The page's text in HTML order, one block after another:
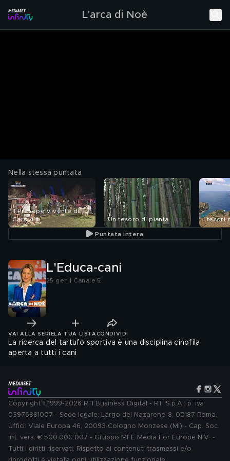
L'arca di Noè
Nella stessa puntata
Il Presepe Vivente di
Carovilli
Un tesoro di pianta I tesori
Puntata intera
L'Educa-cani
25 gen | Canale 5
VAI ALLA SERIE LA TUA LISTA CONDIVIDI
La ricerca del tartufo sportiva è una disciplina cinofila
aperta a tutti i cani
Copyright ©1999-2026 RTI Business Digital - RTI S.p.A.: p. iva
03976881007 - Sede legale: Largo del Nazareno 8, 00187 Roma.
Uffici: Viale Europa 46, 20093 Cologno Monzese (MI) - Cap. Soc.
int. vers. € 500.000.007 - Gruppo MFE Media For Europe N.V. -
Tutti i diritti riservati. Rispetto ai contenuti trasmessi e/o